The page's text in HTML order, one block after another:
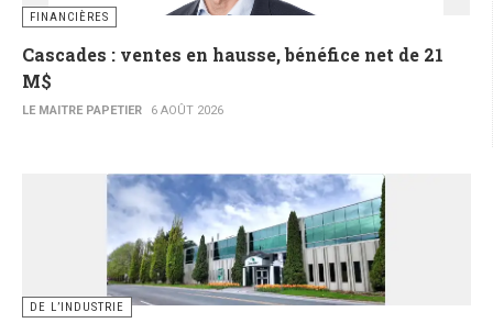
FINANCIÈRES
Cascades : ventes en hausse, bénéfice net de 21
M$
LE MAITRE PAPETIER 6 AOÛT 2026
DE L’INDUSTRIE